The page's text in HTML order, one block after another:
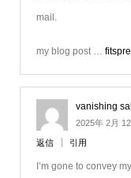
mail.
my blog post …
vanishing
2025年 2月
返信 引用
I’m gone to convey